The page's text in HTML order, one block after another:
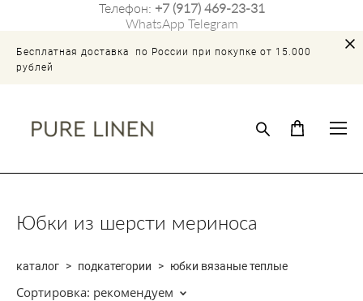
Телефон: +7 (917) 469-23-31
WhatsApp Telegram
Бесплатная доставка по России при покупке от 15.000
рублей
Юбки из шерсти мериноса
каталог > подкатегории > юбки вязаные теплые
Сортировка: рекомендуем